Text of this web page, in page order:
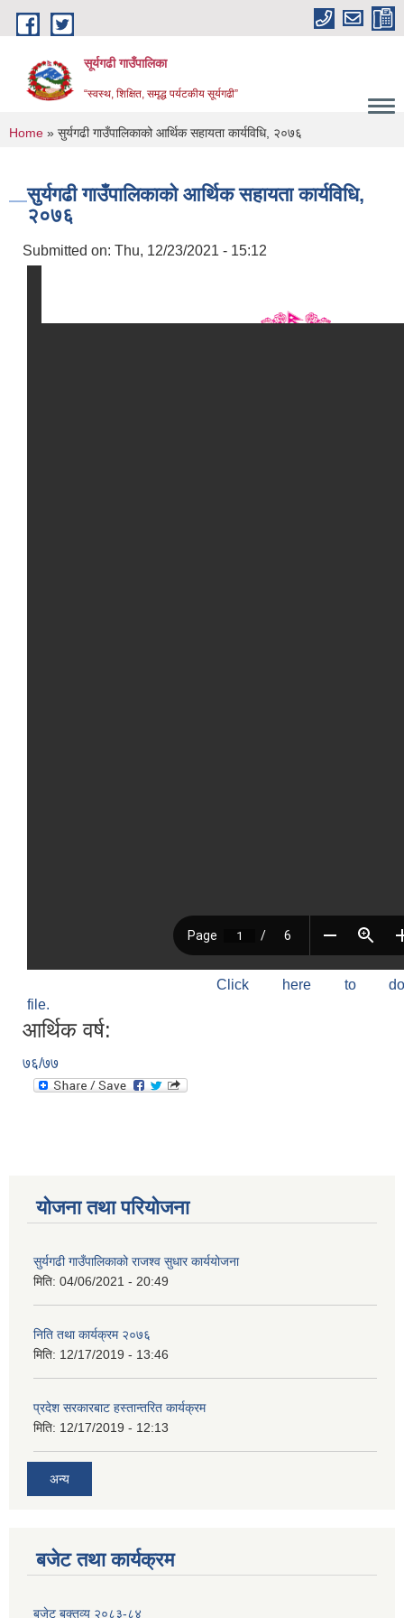
Skip to main content
सूर्यगढी गाउँपालिका
“स्वस्थ, शिक्षित, समृद्ध पर्यटकीय सूर्यगढी”
You are here
Home » सुर्यगढी गाउँपालिकाको आर्थिक सहायता कार्यविधि, २०७६
सुर्यगढी गाउँपालिकाको आर्थिक सहायता कार्यविधि,
२०७६
Submitted on: Thu, 12/23/2021 - 15:12
Click here to
file.
आर्थिक वर्ष:
७६/७७
योजना तथा परियोजना
सुर्यगढी गाउँपालिकाको राजश्व सुधार कार्ययोजना
मिति: 04/06/2021 - 20:49
निति तथा कार्यक्रम २०७६
मिति: 12/17/2019 - 13:46
प्रदेश सरकारबाट हस्तान्तरित कार्यक्रम
मिति: 12/17/2019 - 12:13
अन्य
बजेट तथा कार्यक्रम
बजेट बक्तव्य २०८३-८४